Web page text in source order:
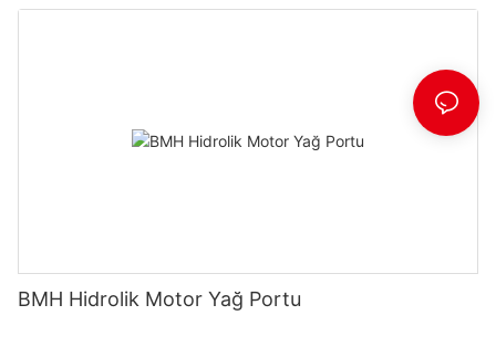
BMH Hidrolik Motor Yağ Portu